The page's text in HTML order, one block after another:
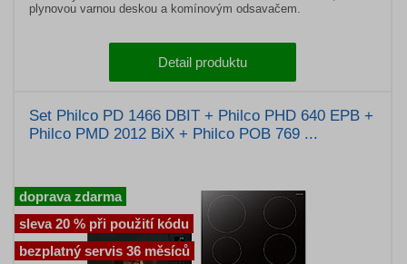
plynovou varnou deskou a komínovým odsavačem.
Detail produktu
Set Philco PD 1466 DBIT + Philco PHD 640 EPB +
Philco PMD 2012 BiX + Philco POB 769 ...
doprava zdarma
sleva 20 % při použití kódu
bezplatný servis 36 měsíců